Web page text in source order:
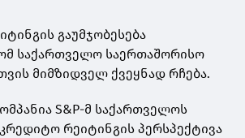
გაუმჯობესება
საქართველო საერთაშორისო
მიმზიდველ ქვეყნად რჩება.
S&P-მ საქართველოს
რეიტინგის პერსპექტივა